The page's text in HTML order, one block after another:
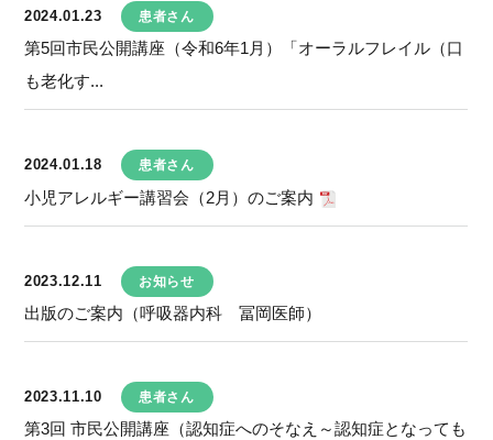
2024.01.23 患者さん
第5回市民公開講座（令和6年1月）「オーラルフレイル（口
も老化す...
2024.01.18 患者さん
小児アレルギー講習会（2月）のご案内
2023.12.11 お知らせ
出版のご案内（呼吸器内科 冨岡医師）
2023.11.10 患者さん
第3回 市民公開講座（認知症へのそなえ～認知症となっても